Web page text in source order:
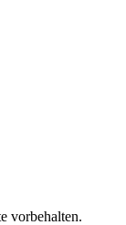
vorbehalten.